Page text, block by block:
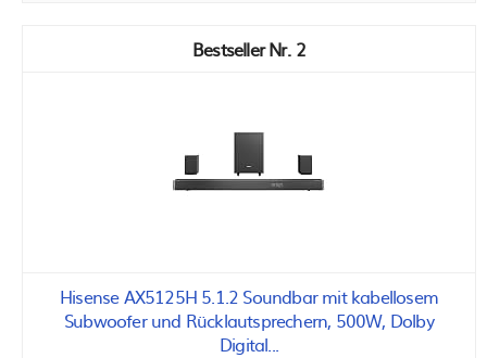
2
Hisense AX5125H 5.1.2 Soundbar mit kabellosem
Subwoofer und Rücklautsprechern, 500W, Dolby
Digital...